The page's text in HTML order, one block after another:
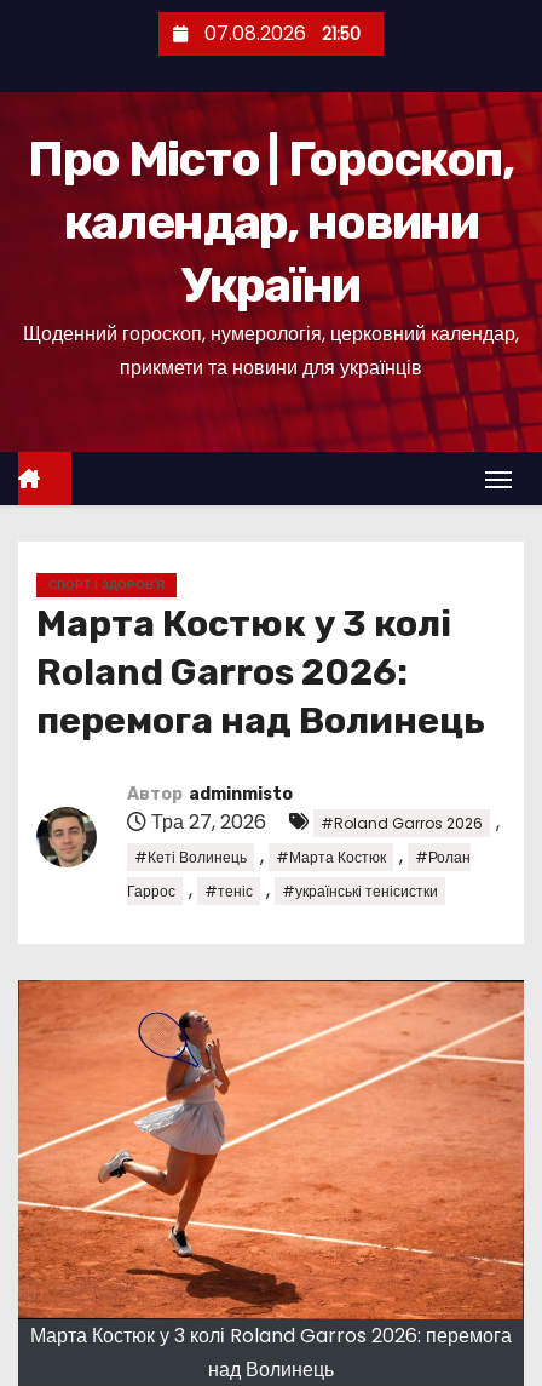
е
07.08.2026 21:50
Про Місто | Гороскоп,
календар, новини
України
Щоденний гороскоп, нумерологія, церковний календар,
прикмети та новини для українців
СПОРТ І ЗДОРОВ’Я
Марта Костюк у 3 колі
Roland Garros 2026:
перемога над Волинець
Автор adminmisto
Тра 27, 2026 #Roland Garros 2026 ,
#Кеті Волинець , #Марта Костюк ,
#Ролан
Гаррос
, #теніс , #українські тенісистки
Марта Костюк у 3 колі Roland Garros 2026: перемога
над Волинець